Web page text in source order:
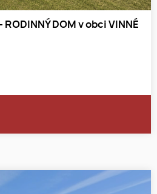
RODINNÝ DOM v obci VINNÉ